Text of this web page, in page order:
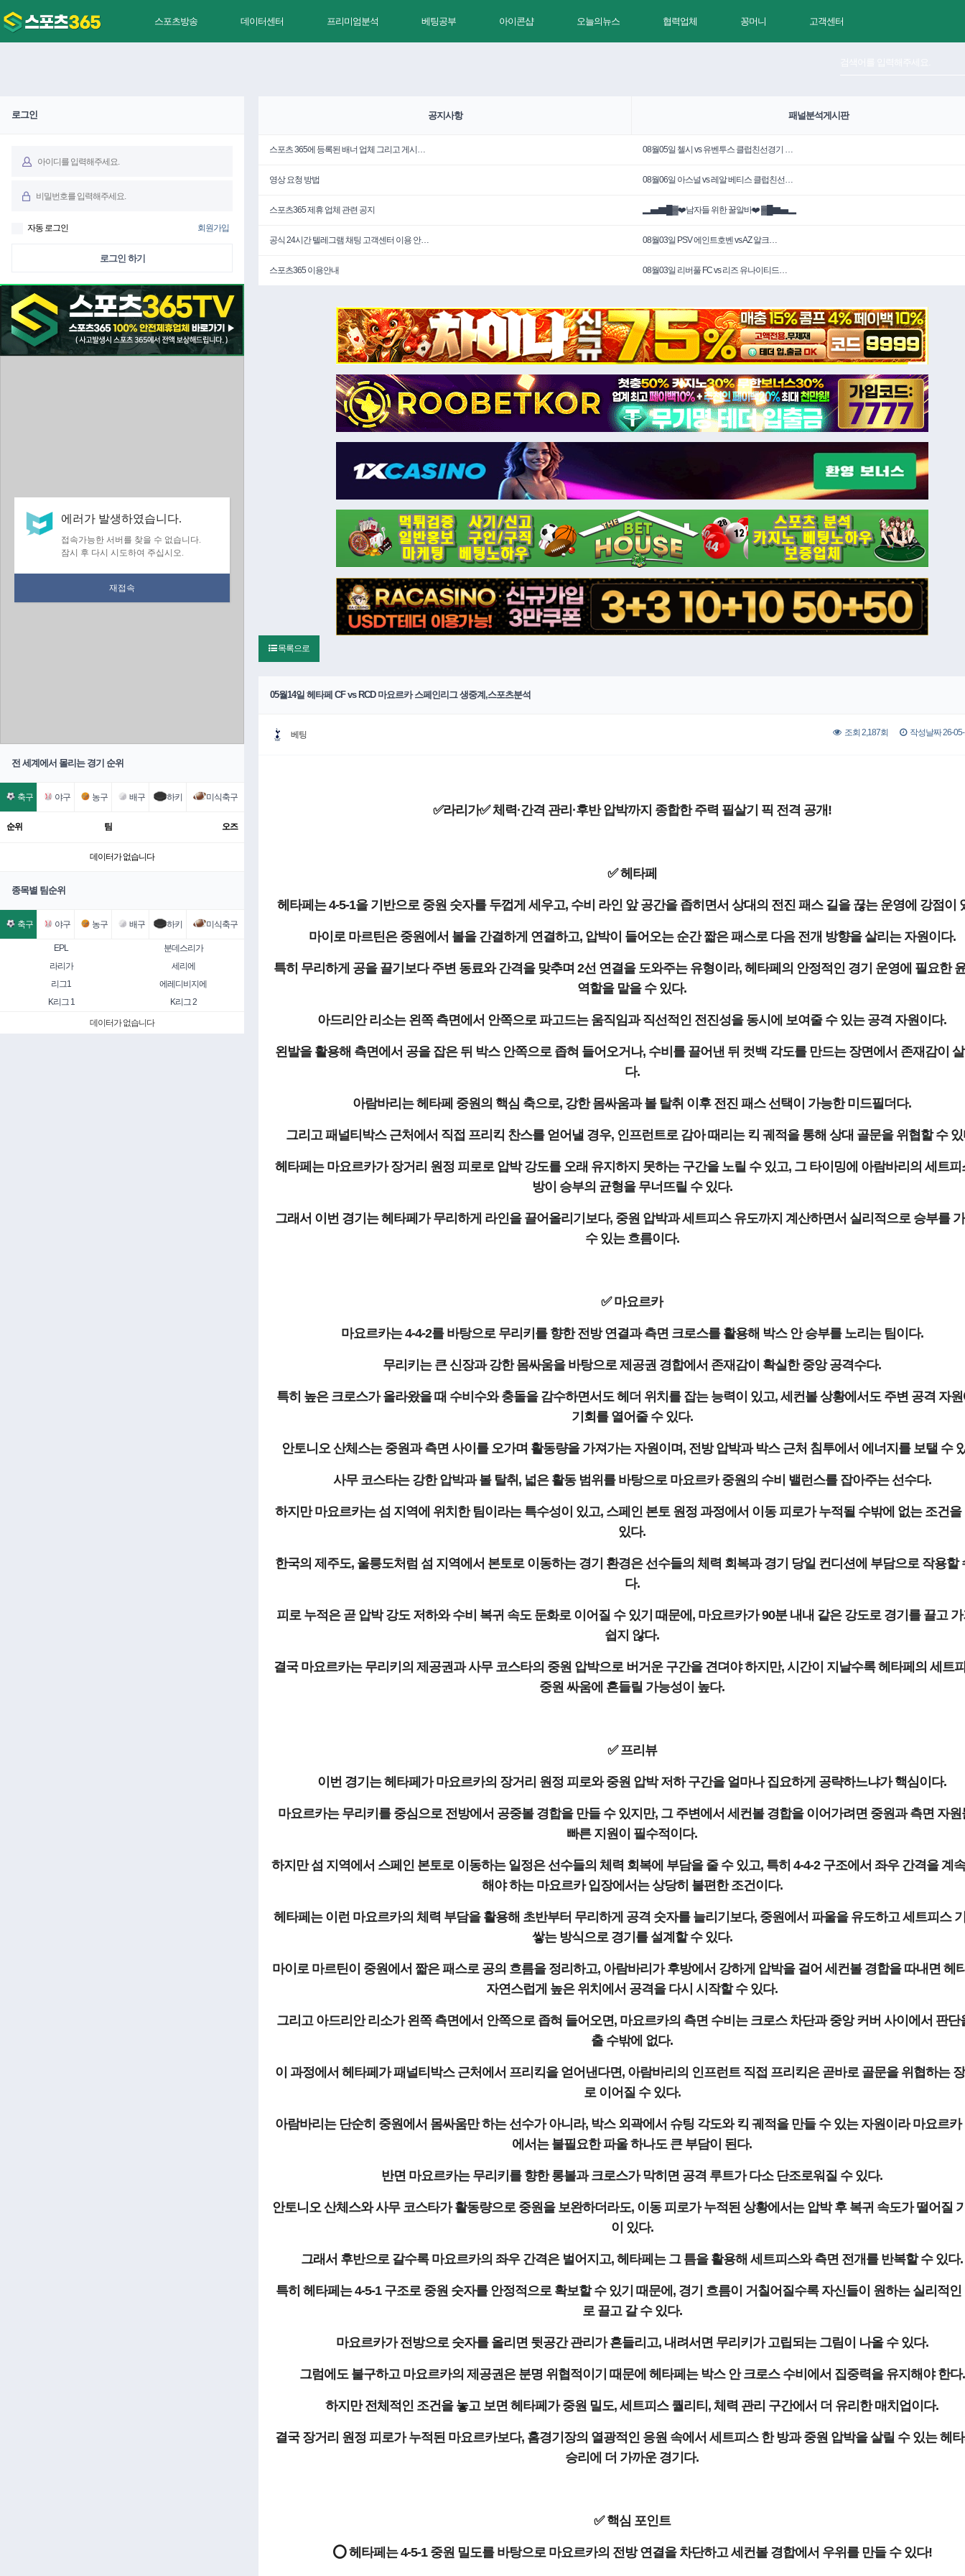
스포츠방송 데이터센터 프리미엄분석 베팅공부 아이콘샵 오늘의뉴스 협력업체 꽁머니 고객센터
로그인
자동 로그인 회원가입
로그인 하기
전 세계에서 몰리는 경기 순위
축구 야구 농구 배구 하키 미식축구
순위 팀 오즈
데이터가 없습니다
종목별 팀순위
축구 야구 농구 배구 하키 미식축구
EPL
분데스리가
라리가
세리에
리그1
에레디비지에
K리그 1
K리그 2
데이터가 없습니다
공지사항 패널분석게시판
스포츠 365에 등록된 배너 업체 그리고 게시…
영상 요청 방법
스포츠365 제휴 업체 관련 공지
공식 24시간 텔레그램 채팅 고객센터 이용 안…
스포츠365 이용안내
08월05일 첼시 vs 유벤투스 클럽친선경기 …
08월06일 아스널 vs 레알 베티스 클럽친선…
▂▅▇█▓❤️남자들 위한 꿀알바❤️ ▓█▇▅▂
08월03일 PSV 에인트호벤 vs AZ 알크…
08월03일 리버풀 FC vs 리즈 유나이티드…
목록으로
05월14일 헤타페 CF vs RCD 마요르카 스페인리그 생중계,스포츠분석
베팅 조회 2,187회 작성날짜 26-
✅라리가✅ 체력·간격 관리·후반 압박까지 종합한 주력 필살기 픽 전격 공개!
✅ 헤타페
헤타페는 4-5-1을 기반으로 중원 숫자를 두껍게 세우고, 수비 라인 앞 공간을 좁히면서 상대의 전진 패스 길을 끊는 운영에 강점이
마이로 마르틴은 중원에서 볼을 간결하게 연결하고, 압박이 들어오는 순간 짧은 패스로 다음 전개 방향을 살리는 자원이다.
특히 무리하게 공을 끌기보다 주변 동료와 간격을 맞추며 2선 연결을 도와주는 유형이라, 헤타페의 안정적인 경기 운영에 필요한
역할을 맡을 수 있다.
아드리안 리소는 왼쪽 측면에서 안쪽으로 파고드는 움직임과 직선적인 전진성을 동시에 보여줄 수 있는 공격 자원이다.
왼발을 활용해 측면에서 공을 잡은 뒤 박스 안쪽으로 좁혀 들어오거나, 수비를 끌어낸 뒤 컷백 각도를 만드는 장면에서 존재감이
다.
아람바리는 헤타페 중원의 핵심 축으로, 강한 몸싸움과 볼 탈취 이후 전진 패스 선택이 가능한 미드필더다.
그리고 패널티박스 근처에서 직접 프리킥 찬스를 얻어낼 경우, 인프런트로 감아 때리는 킥 궤적을 통해 상대 골문을 위협할 수
헤타페는 마요르카가 장거리 원정 피로로 압박 강도를 오래 유지하지 못하는 구간을 노릴 수 있고, 그 타이밍에 아람바리의 세트피
방이 승부의 균형을 무너뜨릴 수 있다.
그래서 이번 경기는 헤타페가 무리하게 라인을 끌어올리기보다, 중원 압박과 세트피스 유도까지 계산하면서 실리적으로 승부를
수 있는 흐름이다.
✅ 마요르카
마요르카는 4-4-2를 바탕으로 무리키를 향한 전방 연결과 측면 크로스를 활용해 박스 안 승부를 노리는 팀이다.
무리키는 큰 신장과 강한 몸싸움을 바탕으로 제공권 경합에서 존재감이 확실한 중앙 공격수다.
특히 높은 크로스가 올라왔을 때 수비수와 충돌을 감수하면서도 헤더 위치를 잡는 능력이 있고, 세컨볼 상황에서도 주변 공격 자
기회를 열어줄 수 있다.
안토니오 산체스는 중원과 측면 사이를 오가며 활동량을 가져가는 자원이며, 전방 압박과 박스 근처 침투에서 에너지를 보탤 수
사무 코스타는 강한 압박과 볼 탈취, 넓은 활동 범위를 바탕으로 마요르카 중원의 수비 밸런스를 잡아주는 선수다.
하지만 마요르카는 섬 지역에 위치한 팀이라는 특수성이 있고, 스페인 본토 원정 과정에서 이동 피로가 누적될 수밖에 없는 조건을
있다.
한국의 제주도, 울릉도처럼 섬 지역에서 본토로 이동하는 경기 환경은 선수들의 체력 회복과 경기 당일 컨디션에 부담으로 작용할
다.
피로 누적은 곧 압박 강도 저하와 수비 복귀 속도 둔화로 이어질 수 있기 때문에, 마요르카가 90분 내내 같은 강도로 경기를 끌고
쉽지 않다.
결국 마요르카는 무리키의 제공권과 사무 코스타의 중원 압박으로 버거운 구간을 견뎌야 하지만, 시간이 지날수록 헤타페의 세트
중원 싸움에 흔들릴 가능성이 높다.
✅ 프리뷰
이번 경기는 헤타페가 마요르카의 장거리 원정 피로와 중원 압박 저하 구간을 얼마나 집요하게 공략하느냐가 핵심이다.
마요르카는 무리키를 중심으로 전방에서 공중볼 경합을 만들 수 있지만, 그 주변에서 세컨볼 경합을 이어가려면 중원과 측면 자원
빠른 지원이 필수적이다.
하지만 섬 지역에서 스페인 본토로 이동하는 일정은 선수들의 체력 회복에 부담을 줄 수 있고, 특히 4-4-2 구조에서 좌우 간격을 계
해야 하는 마요르카 입장에서는 상당히 불편한 조건이다.
헤타페는 이런 마요르카의 체력 부담을 활용해 초반부터 무리하게 공격 숫자를 늘리기보다, 중원에서 파울을 유도하고 세트피스
쌓는 방식으로 경기를 설계할 수 있다.
마이로 마르틴이 중원에서 짧은 패스로 공의 흐름을 정리하고, 아람바리가 후방에서 강하게 압박을 걸어 세컨볼 경합을 따내면 헤
자연스럽게 높은 위치에서 공격을 다시 시작할 수 있다.
그리고 아드리안 리소가 왼쪽 측면에서 안쪽으로 좁혀 들어오면, 마요르카의 측면 수비는 크로스 차단과 중앙 커버 사이에서 판단
출 수밖에 없다.
이 과정에서 헤타페가 패널티박스 근처에서 프리킥을 얻어낸다면, 아람바리의 인프런트 직접 프리킥은 곧바로 골문을 위협하는
로 이어질 수 있다.
아람바리는 단순히 중원에서 몸싸움만 하는 선수가 아니라, 박스 외곽에서 슈팅 각도와 킥 궤적을 만들 수 있는 자원이라 마요르카
에서는 불필요한 파울 하나도 큰 부담이 된다.
반면 마요르카는 무리키를 향한 롱볼과 크로스가 막히면 공격 루트가 다소 단조로워질 수 있다.
안토니오 산체스와 사무 코스타가 활동량으로 중원을 보완하더라도, 이동 피로가 누적된 상황에서는 압박 후 복귀 속도가 떨어질
이 있다.
그래서 후반으로 갈수록 마요르카의 좌우 간격은 벌어지고, 헤타페는 그 틈을 활용해 세트피스와 측면 전개를 반복할 수 있다.
특히 헤타페는 4-5-1 구조로 중원 숫자를 안정적으로 확보할 수 있기 때문에, 경기 흐름이 거칠어질수록 자신들이 원하는 실리적인
로 끌고 갈 수 있다.
마요르카가 전방으로 숫자를 올리면 뒷공간 관리가 흔들리고, 내려서면 무리키가 고립되는 그림이 나올 수 있다.
그럼에도 불구하고 마요르카의 제공권은 분명 위협적이기 때문에 헤타페는 박스 안 크로스 수비에서 집중력을 유지해야 한다.
하지만 전체적인 조건을 놓고 보면 헤타페가 중원 밀도, 세트피스 퀄리티, 체력 관리 구간에서 더 유리한 매치업이다.
결국 장거리 원정 피로가 누적된 마요르카보다, 홈경기장의 열광적인 응원 속에서 세트피스 한 방과 중원 압박을 살릴 수 있는 헤
승리에 더 가까운 경기다.
✅ 핵심 포인트
⭕ 헤타페는 4-5-1 중원 밀도를 바탕으로 마요르카의 전방 연결을 차단하고 세컨볼 경합에서 우위를 만들 수 있다!